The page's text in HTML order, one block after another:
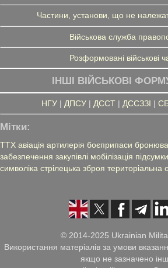
Частини, установи, що не
Військова служба
Розформовані військові
ІНШІ ВІЙСЬКОВІ
НГУ| ДПСУ| ДССТ| ДССЗЗІ |
Мітки:
ТТХ авіація артилерія боєприпаси
забезпечення закупівлі мобілізація підсумки
символіка стрілецька зброя територіальна
© 2014-2025 Ukrainian
Використання матеріалів за умови
якщо не зазначено